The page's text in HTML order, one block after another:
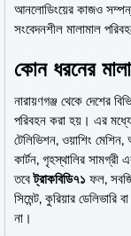
আনলোডিংয়ের কাজও
সংবেদনশীল মালামাল
কোন ধরনের
নারায়ণগঞ্জ থেকে দেশের
পরিবহন করা হয়। এর
টেলিভিশন, ওয়াশিং
কার্টন, গৃহস্থালির সামগ্রী
তবেট্রাকবিডি৭১ ফল,
সিমেন্ট, কুরিয়ার
না।